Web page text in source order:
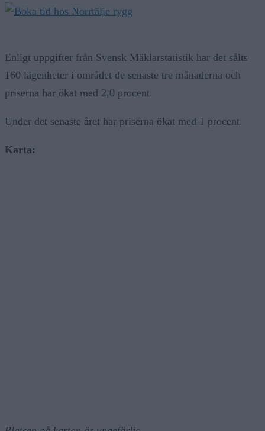
Enligt uppgifter från Svensk Mäklarstatistik har det sålts
160 lägenheter i området de senaste tre månaderna och
priserna har ökat med 2,0 procent.
Under det senaste året har priserna ökat med 1 procent.
Karta: